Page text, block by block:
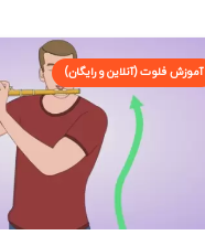
آموزش فلوت (آنلاین و رایگان)